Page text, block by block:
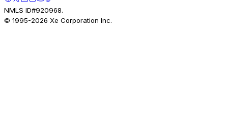
NMLS ID#920968.
© 1995-2026 Xe Corporation Inc.